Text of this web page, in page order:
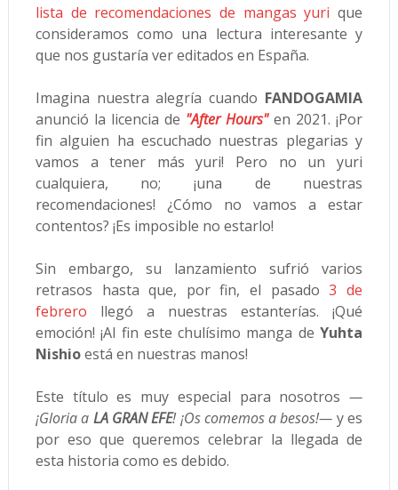
lista de recomendaciones de mangas yuri que
consideramos como una lectura interesante y
que nos gustaría ver editados en España.
Imagina nuestra alegría cuando FANDOGAMIA
anunció la licencia de "After Hours"en 2021. ¡Por
fin alguien ha escuchado nuestras plegarias y
vamos a tener más yuri! Pero no un yuri
cualquiera, no; ¡una de nuestras
recomendaciones! ¿Cómo no vamos a estar
contentos? ¡Es imposible no estarlo!
Sin embargo, su lanzamiento sufrió varios
retrasos hasta que, por fin, el pasado3 de
febrero llegó a nuestras estanterías. ¡Qué
emoción! ¡Al fin este chulísimo manga deYuhta
Nishioestá en nuestras manos!
Este título es muy especial para nosotros—
¡Gloria a LA GRAN EFE! ¡Os comemos a besos!— y es
por eso que queremos celebrar la llegada de
esta historia como es debido.